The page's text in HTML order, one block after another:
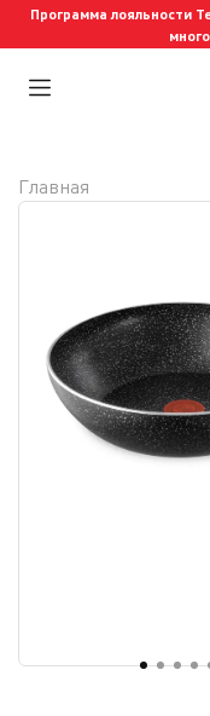
Программа лояльности
Главная